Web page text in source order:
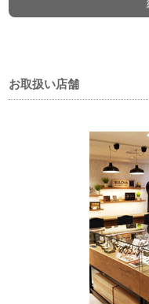
大阪屈指のオリエントスター
「Koyo天王寺ミオプラザ館店
新作・限定から人気モデル
「Koyo天王寺店の
お取扱い店舗